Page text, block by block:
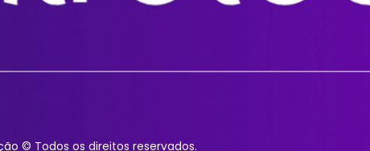
© Todos os direitos reservados.